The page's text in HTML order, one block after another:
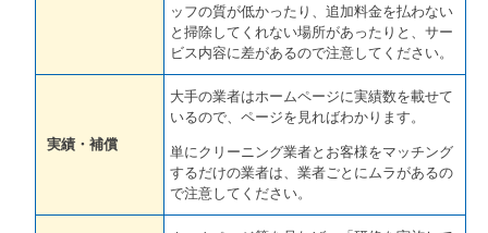
ッフの質が低かったり、追加料金を払わない
と掃除してくれない場所があったりと、サー
ビス内容に差があるので注意してください。
実績・補償
大手の業者はホームページに実績数を載せて
いるので、ページを見ればわかります。
単にクリーニング業者とお客様をマッチング
するだけの業者は、業者ごとにムラがあるの
で注意してください。